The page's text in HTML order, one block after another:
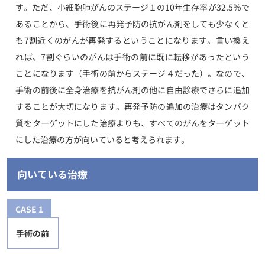
す。ただ、小細胞肺がんのステージ１の10年生存率が32.5％で
あることから、手術後に再発予防の抗がん剤をしても少なくと
も7割近くのがんが再発するということになります。言い換え
れば、7割ぐらいのがんは手術の前に既に転移があったという
ことになります（手術の前からステージ４だった）。なので、
手術の前後に全身治療を抗がん剤の他に自由診療でさらに追加
することが大切になります。再発予防の追加の治療はタンパク
質をターゲットにした治療よりも、すべてのがんをターゲット
にした治療の方が向いていると考えられます。
向いている治療
CASE 1
手術の前